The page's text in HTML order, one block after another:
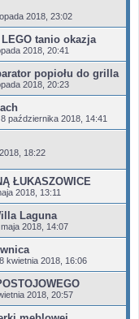
2018, 23:02
tanio okazja
2018, 20:41
popiołu do grilla
2018, 20:23
8 października 2018, 14:41
18:22
ŁUKASZOWICE
2018, 13:11
Laguna
2018, 14:07
kwietnia 2018, 16:06
2018, 20:57